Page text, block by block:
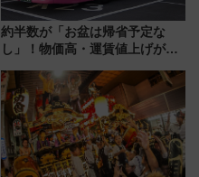
約半数が「お盆は帰省予定な
し」！物価高・運賃値上げが財
りたいけど……【WILLER お盆
帰省動向調査】